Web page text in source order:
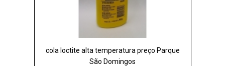
cola loctite alta temperatura preço Parque
São Domingos